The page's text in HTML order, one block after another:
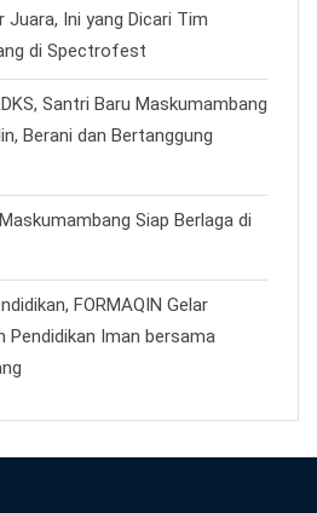
Juara, Ini yang Dicari Tim
di Spectrofest
Santri Baru Maskumambang
Berani dan Bertanggung
Siap Berlaga di
FORMAQIN Gelar
Pendidikan Iman bersama